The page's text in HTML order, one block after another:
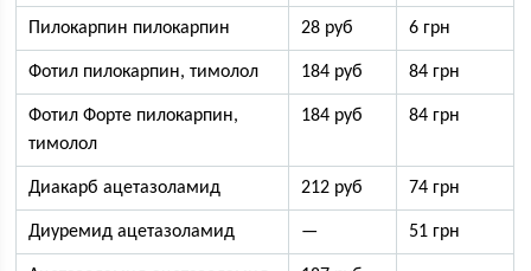
Пилокарпин пилокарпин 28 руб 6 грн
Фотил пилокарпин, тимолол 184 руб 84 грн
Фотил Форте пилокарпин,
тимолол
184 руб 84 грн
Диакарб ацетазоламид 212 руб 74 грн
Диуремид ацетазоламид — 51 грн